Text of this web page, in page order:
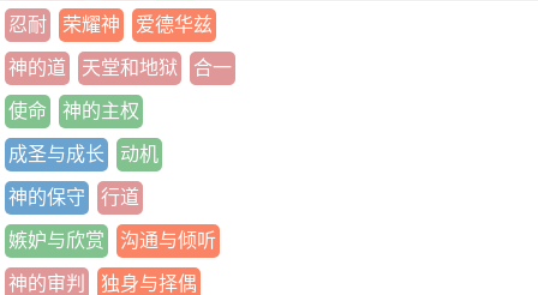
忍耐 荣耀神 爱德华兹
神的道 天堂和地狱 合一
使命 神的主权
成圣与成长 动机
神的保守 行道
嫉妒与欣赏 沟通与倾听
神的审判 独身与择偶